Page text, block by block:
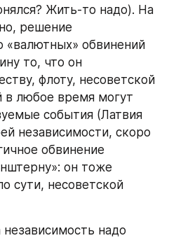
Жить-то надо). На
решение
«валютных» обвинений
то, что он
флоту, несоветской
в любое время могут
события (Латвия
независимости, скоро
обвинение
он тоже
сути, несоветской
надо